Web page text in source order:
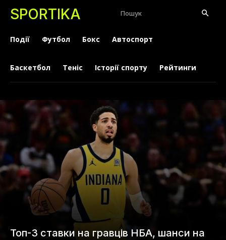
SPORTIKA Пошук
Події Футбол Бокс Автоспорт
Баскетбол Теніс Історії спорту Рейтинги
Топ-3 ставки на гравців НБА, шанси на